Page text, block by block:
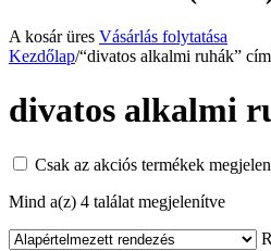
A kosár üres Vásárlás folytatása
Kezdőlap/“divatos alkalmi ruhák”
divatos alkalmi
Csak az akciós termékek
Mind a(z) 4 találat megjelenítve